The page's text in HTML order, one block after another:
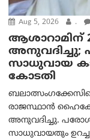
Aug 5, 2026 .
ആശാറാമിന്
അനുവദിച്ചു;
സാധുവായ
കോടതി
രാജസ്ഥാൻ
അനുവദിച്ചു.
സാധുവായതും